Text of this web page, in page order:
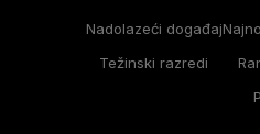
Nadolazeći događaj
Težinski razredi